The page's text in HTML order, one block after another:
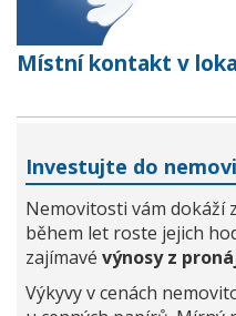
Místní kontakt v
Investujte do
Nemovitosti vám
během let roste jejich
zajímavé výnosy z
Výkyvy v cenách